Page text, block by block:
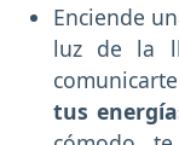
Enciende
luz de la
tus